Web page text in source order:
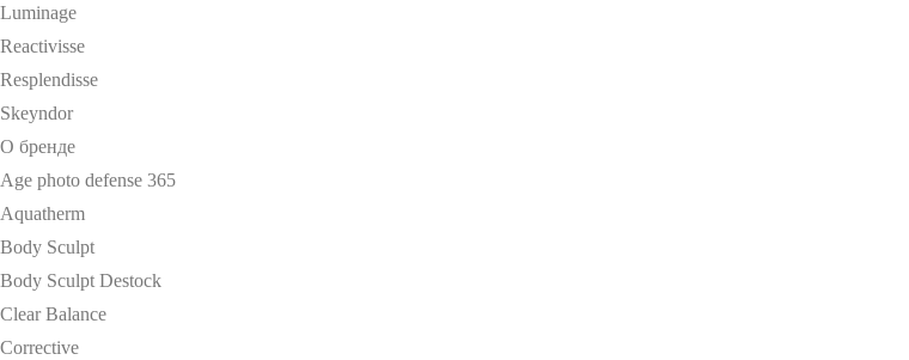
Luminage
Reactivisse
Resplendisse
Skeyndor
О бренде
Age photo defense 365
Aquatherm
Body Sculpt
Body Sculpt Destock
Clear Balance
Corrective